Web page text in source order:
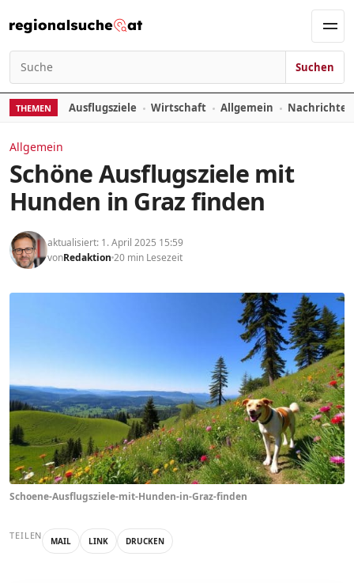
Suchen nach:
Suchen
THEMEN Ausflugsziele Wirtschaft Allgemein
Allgemein
Schöne Ausflugsziele mit
Hunden in Graz finden
aktualisiert: 1. April 2025 15:59
vonRedaktion 20 min Lesezeit
Schoene-Ausflugsziele-mit-Hunden-in-Graz-finden
TEILEN MAIL LINK DRUCKEN